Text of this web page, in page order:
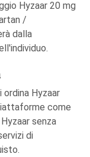
Hyzaar 20 mg
/
dalla
ordina Hyzaar
come
senza
di